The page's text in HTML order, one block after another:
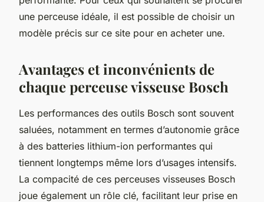
une perceuse idéale, il est possible de choisir un
modèle précis sur ce site pour en acheter une.
Avantages et inconvénients de
chaque perceuse visseuse Bosch
Les performances des outils Bosch sont souvent
saluées, notamment en termes d’autonomie grâce
à des batteries lithium-ion performantes qui
tiennent longtemps même lors d’usages intensifs.
La compacité de ces perceuses visseuses Bosch
joue également un rôle clé, facilitant leur prise en